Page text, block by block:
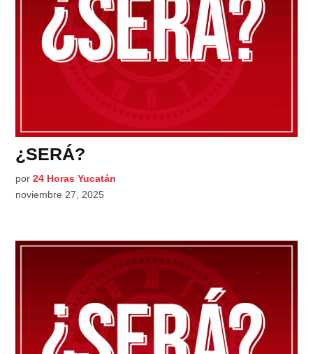
¿SERÁ?
por 24 Horas Yucatán
noviembre 27, 2025